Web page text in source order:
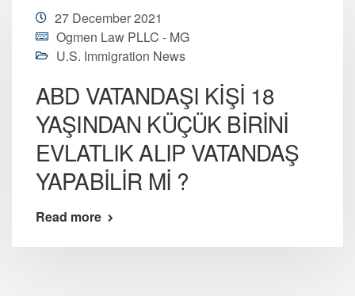
27 December 2021
Ogmen Law PLLC - MG
U.S. Immigration News
ABD VATANDAŞI KİŞİ 18
YAŞINDAN KÜÇÜK BİRİNİ
EVLATLIK ALIP VATANDAŞ
YAPABİLİR Mİ ?
Read more